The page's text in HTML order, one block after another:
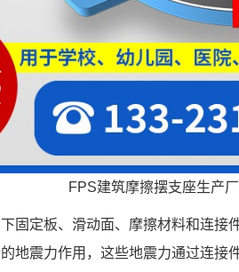
FPS建筑摩擦摆支座生产
固定板、滑动面、摩擦材料和连接
地震力作用，这些地震力通过连接